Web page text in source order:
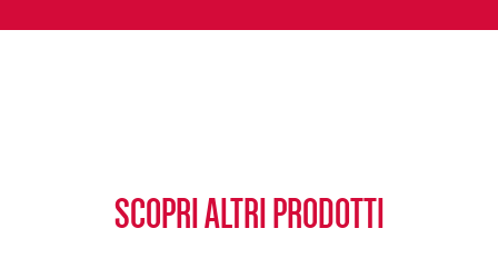
SCOPRI ALTRI PRODOTTI